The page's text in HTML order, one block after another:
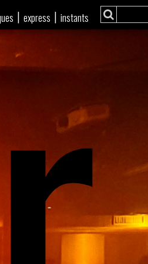
| express | instants